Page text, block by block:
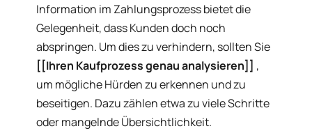
Information im Zahlungsprozess bietet die
Gelegenheit, dass Kunden doch noch
abspringen. Um dies zu verhindern, sollten Sie
[[Ihren Kaufprozess genau analysieren]] ,
um mögliche Hürden zu erkennen und zu
beseitigen. Dazu zählen etwa zu viele Schritte
oder mangelnde Übersichtlichkeit.